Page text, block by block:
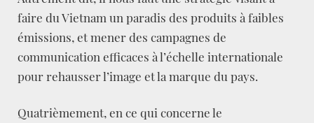
faire du Vietnam un paradis des produits à faibles
émissions, et mener des campagnes de
communication efficaces à l’échelle internationale
pour rehausser l’image et la marque du pays.
Quatrièmement, en ce qui concerne le